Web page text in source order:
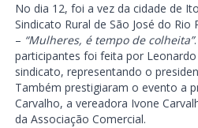
No dia 12, foi a vez da cidade de
Sindicato Rural de São José do
– “Mulheres, é tempo de colheita”
participantes foi feita por
sindicato, representando o
Também prestigiaram o evento a
Carvalho, a vereadora Ivone
da Associação Comercial.